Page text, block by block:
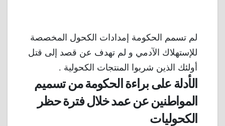
لم تسمم الحكومة إمدادات الكحول المخصصة
للإستهلاك الآدمي و لم تهدف عن قصد إلى قتل
أولئك الذين شربوا المنتجات الكحولية .
الأدلة على براءة الحكومة من تسميم
المواطنين عن عمد خلال فترة حظر
الكحوليات